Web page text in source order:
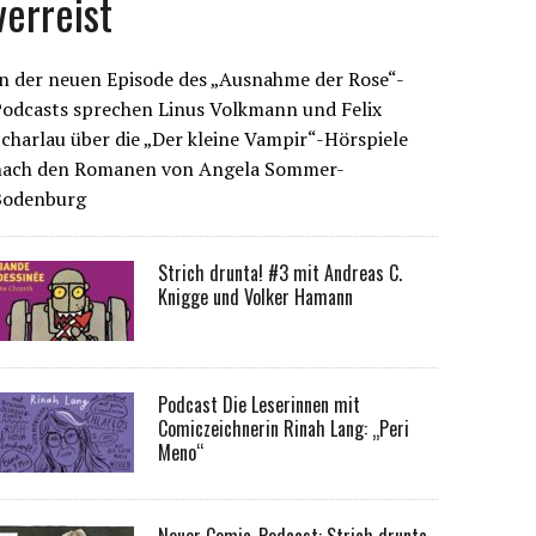
der neuen Episode des „Ausnahme der Rose“-
sprechen Linus Volkmann und Felix
über die „Der kleine Vampir“-Hörspiele
den Romanen von Angela Sommer-
Strich drunta! #3 mit Andreas C.
Knigge und Volker Hamann
Podcast Die Leserinnen mit
Comiczeichnerin Rinah Lang: „Peri
Meno“